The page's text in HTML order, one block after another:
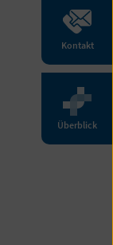
Kontakt
Überblick